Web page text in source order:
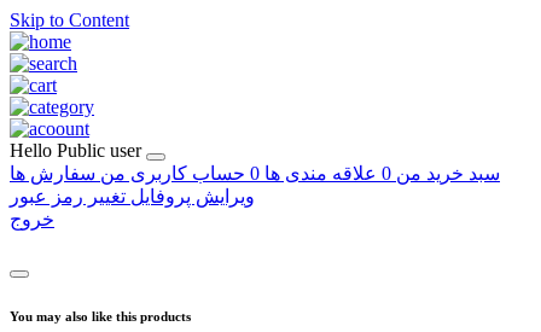
Skip to Content
Hello Public user
سبد خرید من 0 علاقه مندی ها 0 حساب کاربری من سفارش ها
ویرایش پروفایل تغییر رمز عبور
خروج
You may also like this products